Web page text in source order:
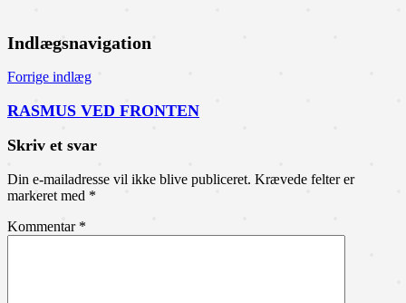
Indlægsnavigation
Forrige indlæg
RASMUS VED FRONTEN
Skriv et svar
Din e-mailadresse vil ikke blive publiceret. Krævede felter er
markeret med *
Kommentar *